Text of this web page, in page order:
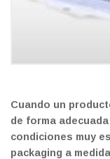
Cuando un
de forma
condiciones muy
packaging a